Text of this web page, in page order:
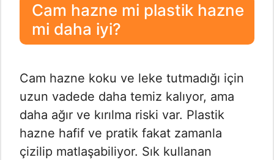
Cam hazne mi plastik hazne
mi daha iyi?
Cam hazne koku ve leke tutmadığı için
uzun vadede daha temiz kalıyor, ama
daha ağır ve kırılma riski var. Plastik
hazne hafif ve pratik fakat zamanla
çizilip matlaşabiliyor. Sık kullanan